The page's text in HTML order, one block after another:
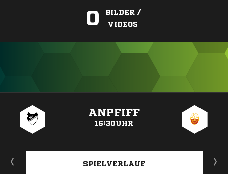
0
BILDER /
VIDEOS
ANPFIFF
16:30UHR
SPIELVERLAUF